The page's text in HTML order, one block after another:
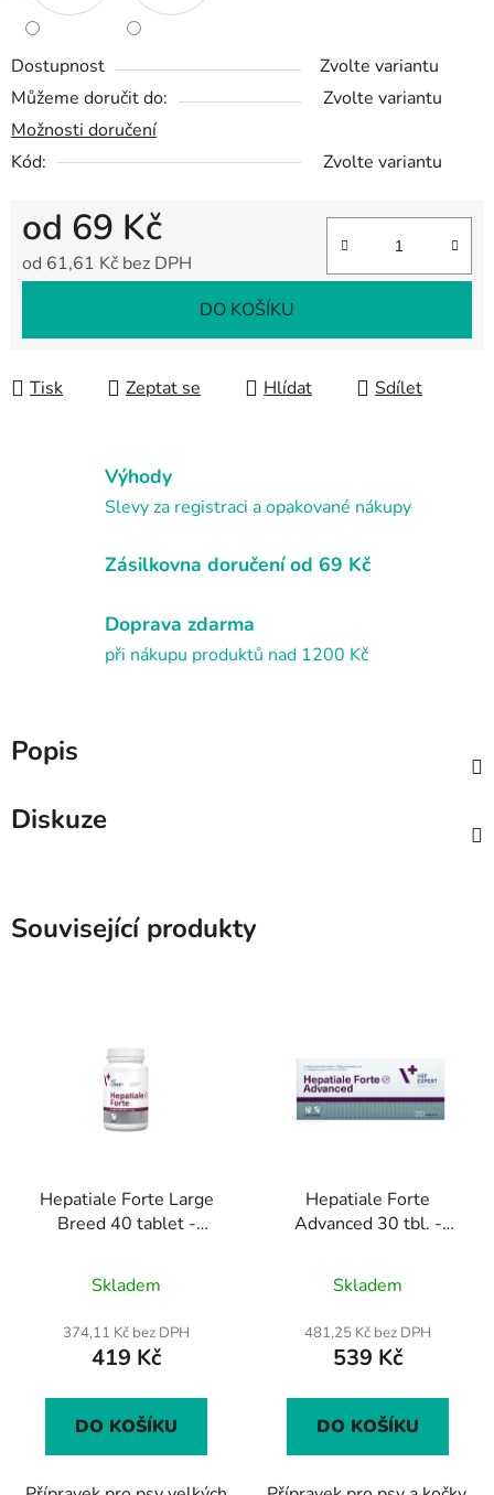
Dostupnost
Zvolte variantu
Můžeme doručit do:
Zvolte variantu
Možnosti doručení
Kód:
Zvolte variantu
od 69 Kč
od 61,61 Kč bez DPH
DO KOŠÍKU
Tisk Zeptat se Hlídat Sdílet
Výhody
Slevy za registraci a opakované nákupy
Zásilkovna doručení od 69 Kč
Doprava zdarma
při nákupu produktů nad 1200 Kč
Popis
Diskuze
Související produkty
Hepatiale Forte Large
Breed 40 tablet -
funkci jater pro psy
velkých plemen
hodnocení
produktu
je
z
Skladem
374,11 Kč bez DPH
419 Kč
DO KOŠÍKU
Hepatiale Forte
Advanced 30 tbl. -
podporu jater po psy a
kočkyhodnocení
produktu
je
z
Skladem
481,25 Kč bez DPH
539 Kč
DO KOŠÍKU